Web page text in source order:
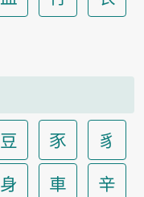
豆 豕
豸
身 車
辛